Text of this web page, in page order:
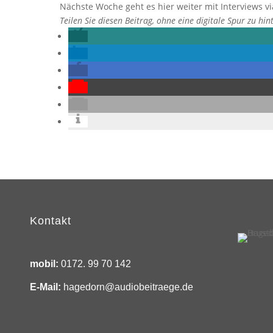
Nächste Woche geht es hier weiter mit Interviews
Teilen Sie diesen Beitrag, ohne eine digitale Spur zu
Kontakt
mobil: 0172. 99 70 142
E-Mail: hagedorn@audiobeitraege.de